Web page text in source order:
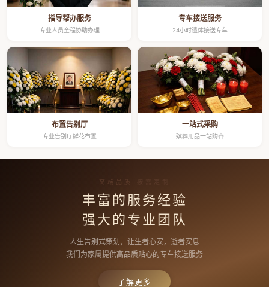
指导帮办服务
专业人员全程协助办理
专车接送服务
24小时遗体接送专车
布置告别厅
专业告别厅鲜花布置
一站式采购
殡葬用品一站购齐
高端品质 按需定制
丰富的服务经验
强大的专业团队
人生告别式策划，让生者心安，逝者安息
我们为家属提供高品质贴心的专车接送服务
了解更多